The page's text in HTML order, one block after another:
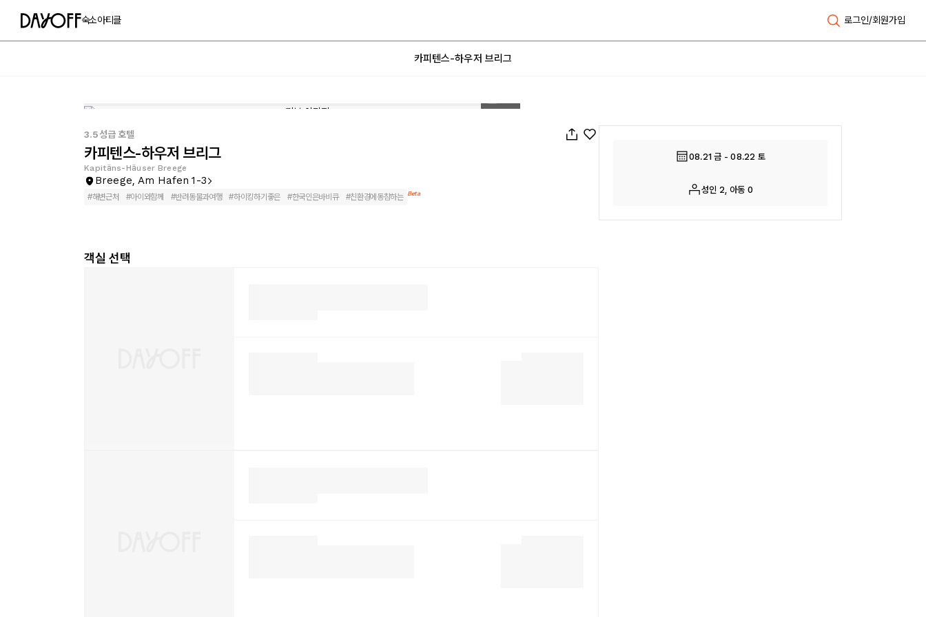
숙소아티클 로그인/회원가입
카피텐스-하우저 브리그
3.5성급 호텔
카피텐스-하우저 브리그
Kapitäns-Häuser Breege
Breege, Am Hafen 1-3
#해변근처 #아이와함께 #반려동물과여행 #하이킹하기좋은 #한국인은바비큐 #친환경에동참하는 Beta
객실 선택
08.21 금 - 08.22 토
성인 2, 아동 0